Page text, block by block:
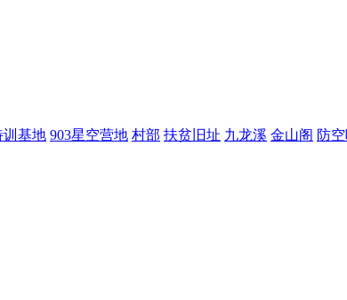
训基地 903星空营地 村部 扶贫旧址 九龙溪 金山阁 防